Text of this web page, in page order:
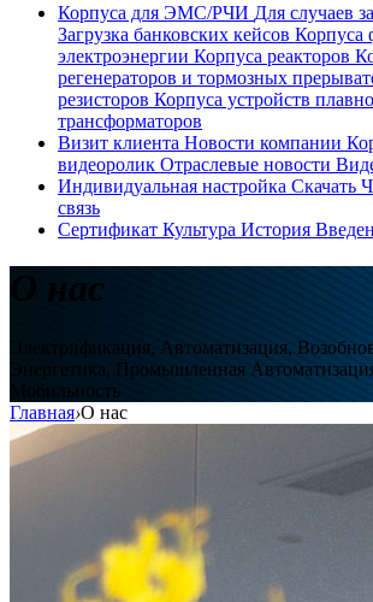
Корпуса для ЭМС/РЧИ Для случаев
Загрузка банковских кейсов Корпуса
электроэнергии Корпуса реакторов
регенераторов и тормозных
резисторов Корпуса устройств
трансформаторов
Визит клиента Новости компании
видеоролик Отраслевые новости
Индивидуальная настройка Скачать
связь
Сертификат Культура История
О нас
Электрификация, Автоматизация,
Энергетика, Промышленная
Мобильность
Главная›О нас